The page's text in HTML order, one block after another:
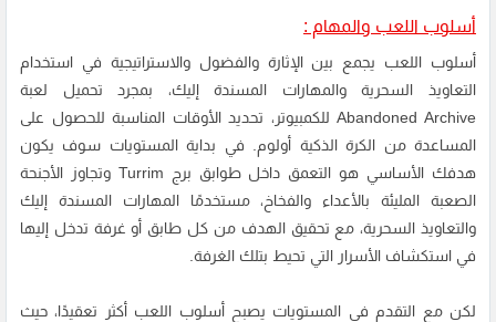
أسلوب اللعب والمهام :
أسلوب اللعب يجمع بين الإثارة والفضول والاستراتيجية في استخدام
التعاويذ السحرية والمهارات المسندة إليك، بمجرد تحميل لعبة
Abandoned Archive للكمبيوتر، تحديد الأوقات المناسبة للحصول على
المساعدة من الكرة الذكية أولوم. في بداية المستويات سوف يكون
هدفك الأساسي هو التعمق داخل طوابق برج Turrim وتجاوز الأجنحة
الصعبة المليئة بالأعداء والفخاخ، مستخدمًا المهارات المسندة إليك
والتعاويذ السحرية، مع تحقيق الهدف من كل طابق أو غرفة تدخل إليها
في استكشاف الأسرار التي تحيط بتلك الغرفة.
لكن مع التقدم في المستويات يصبح أسلوب اللعب أكثر تعقيدًا، حيث